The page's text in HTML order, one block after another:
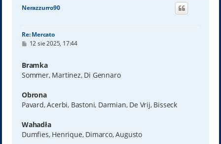
Nerazzurro90
Re: Mercato
P
t
12 sie 2025, 17:44
Bramka
Sommer, Martinez, Di Gennaro
Obrona
Pavard, Acerbi, Bastoni, Darmian, De Vrij, Bisseck
Wahadła
Dumfies, Henrique, Dimarco, Augusto